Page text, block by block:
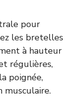
pour
les bretelles
à hauteur
régulières,
poignée,